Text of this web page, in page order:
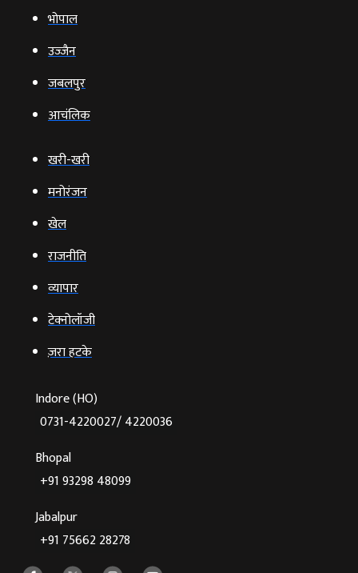
भोपाल
उज्‍जैन
जबलपुर
आचंलिक
खरी-खरी
मनोरंजन
खेल
राजनीति
व्‍यापार
टेक्‍नोलॉजी
ज़रा हटके
Indore (HO)
0731-4220027/ 4220036
Bhopal
+91 93298 48099
Jabalpur
+91 75662 28278